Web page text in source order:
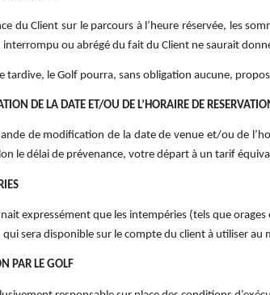
du Client sur le parcours à l’heure réservée, les
interrompu ou abrégé du fait du Client ne saurait
tardive, le Golf pourra, sans obligation aucune,
DE LA DATE ET/OU DE L’HORAIRE DE
de modification de la date de venue et/ou de
le délai de prévenance, votre départ à un tarif
expressément que les intempéries (tels que
sera disponible sur le compte du client à utiliser au
PAR LE GOLF